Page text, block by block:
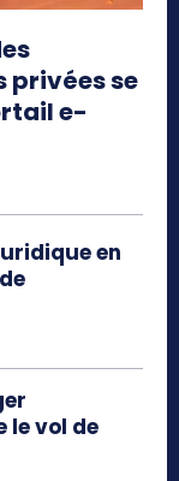
privées se
e-
en
le vol de